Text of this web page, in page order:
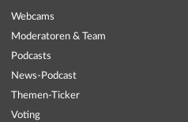
Webcams
Moderatoren & Team
Podcasts
News-Podcast
Themen-Ticker
Voting